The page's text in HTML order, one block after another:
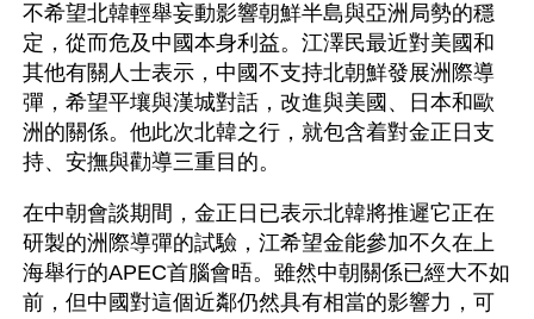
不希望北韓輕舉妄動影響朝鮮半島與亞洲局勢的穩
定，從而危及中國本身利益。江澤民最近對美國和
其他有關人士表示，中國不支持北朝鮮發展洲際導
彈，希望平壤與漢城對話，改進與美國、日本和歐
洲的關係。他此次北韓之行，就包含着對金正日支
持、安撫與勸導三重目的。
在中朝會談期間，金正日已表示北韓將推遲它正在
研製的洲際導彈的試驗，江希望金能參加不久在上
海舉行的APEC首腦會晤。雖然中朝關係已經大不如
前，但中國對這個近鄰仍然具有相當的影響力，可